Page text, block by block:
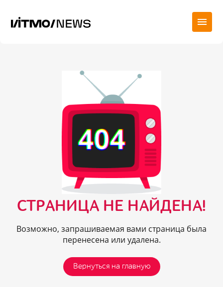
СТРАНИЦА НЕ НАЙДЕНА!
Возможно, запрашиваемая вами страница была
перенесена или удалена.
Вернуться на главную